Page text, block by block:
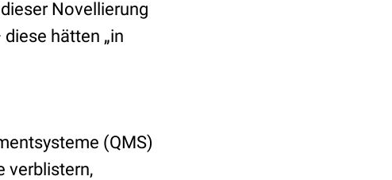
Novellierung
hätten „in
(QMS)
verblistern,